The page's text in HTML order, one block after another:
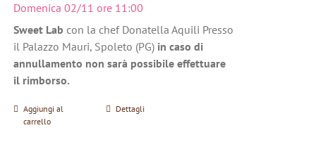
Domenica 02/11 ore 11:00
Sweet Lab con la chef Donatella Aquili Presso
il Palazzo Mauri, Spoleto (PG) in caso di
annullamento non sarà possibile effettuare
il rimborso.
Aggiungi al
carrello
Dettagli